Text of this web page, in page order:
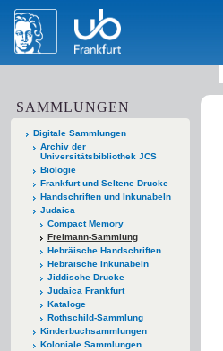
SAMMLUNGEN
Digitale Sammlungen
Archiv der
Universitätsbibliothek JCS
Biologie
Frankfurt und Seltene Drucke
Handschriften und Inkunabeln
Judaica
Compact Memory
Freimann-Sammlung
Hebräische Handschriften
Hebräische Inkunabeln
Jiddische Drucke
Judaica Frankfurt
Kataloge
Rothschild-Sammlung
Kinderbuchsammlungen
Koloniale Sammlungen